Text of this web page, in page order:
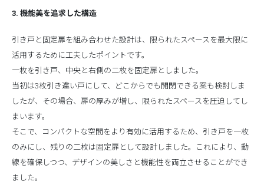
3. 機能美を追求した構造
引き戸と固定扉を組み合わせた設計は、限られたスペースを最大限に
活用するために工夫したポイントです。
一枚を引き戸、中央と右側の二枚を固定扉としました。
当初は3枚引き違い戸にして、どこからでも開閉できる案も検討しま
したが、その場合、扉の厚みが増し、限られたスペースを圧迫してし
まいます。
そこで、コンパクトな空間をより有効に活用するため、引き戸を一枚
のみにし、残りの二枚は固定扉として設計しました。これにより、動
線を確保しつつ、デザインの美しさと機能性を両立させることができ
ました。